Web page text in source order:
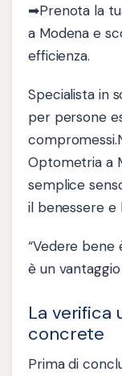
➡Prenota la
a Modena e
efficienza.
Specialista in
per persone
Optometria a
semplice
il benessere e
“Vedere bene
è un
La verifica
concrete
Prima di